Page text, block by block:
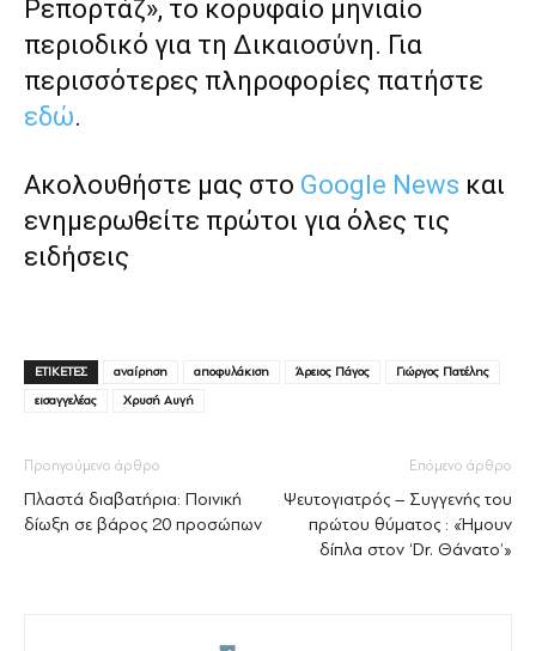
Ρεπορτάζ», το κορυφαίο μηνιαίο
περιοδικό για τη Δικαιοσύνη. Για
περισσότερες πληροφορίες πατήστε
εδώ.
Ακολουθήστε μας στο Google News και
ενημερωθείτε πρώτοι για όλες τις
ειδήσεις
ΕΤΙΚΕΤΕΣ αναίρηση αποφυλάκιση Άρειος Πάγος
Γιώργος Πατέλης
εισαγγελέας
Χρυσή Αυγή
Προηγούμενο άρθρο
Πλαστά διαβατήρια: Ποινική
δίωξη σε βάρος 20 προσώπων
Επόμενο άρθρο
Ψευτογιατρός – Συγγενής του
πρώτου θύματος : «Ήμουν
δίπλα στον ‘Dr. Θάνατο’»